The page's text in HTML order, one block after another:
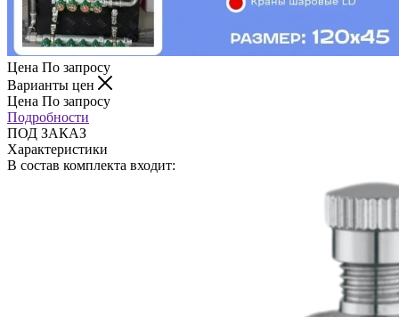
Цена По запросу
Варианты цен
Цена По запросу
Подробности
ПОД ЗАКАЗ
Характеристики
В состав комплекта входит: